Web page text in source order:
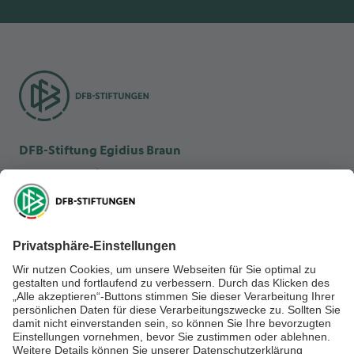
DFB-Stiftung Egidius Braun
DFB-Stiftung Sepp Herberger
NEWSLETTER ABONNIEREN
Anmelden